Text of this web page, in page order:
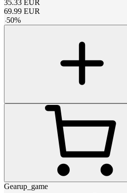
35.33 EUR
69.99 EUR
-50%
Gearup_game